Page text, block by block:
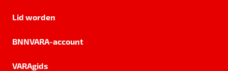
Lid worden
BNNVARA-account
VARAgids